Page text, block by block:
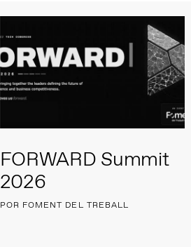
FORWARD Summit
2026
POR FOMENT DEL TREBALL